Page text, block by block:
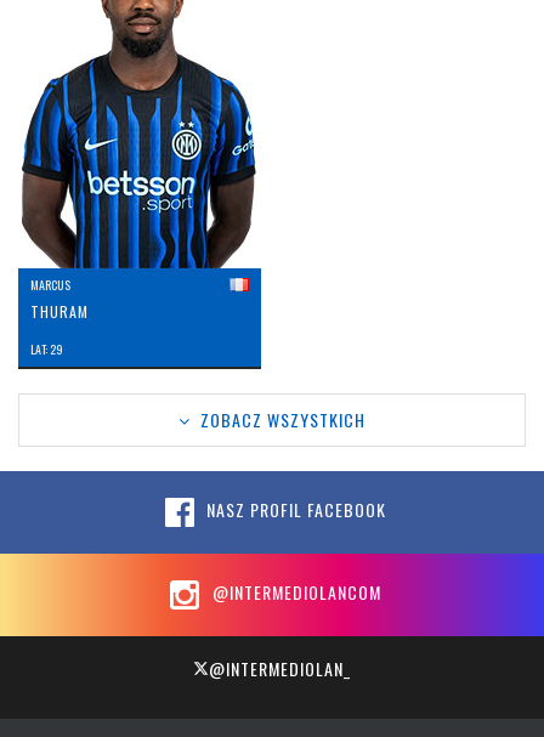
MARCUS
THURAM
LAT: 29
ZOBACZ WSZYSTKICH
NASZ PROFIL FACEBOOK
@INTERMEDIOLANCOM
@INTERMEDIOLAN_